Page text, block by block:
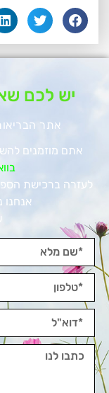
יש לכם
אתר
אתם מוזמנים
לעזרה ברכישת